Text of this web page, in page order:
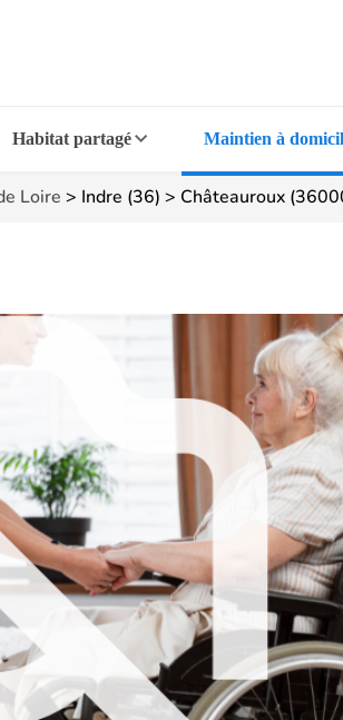
Habitat partagé Maintien à
Loire > Indre (36) > Châteauroux